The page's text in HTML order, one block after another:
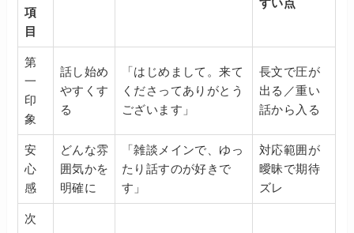
項
目
第
一
印
象
話し始め
やすくす
る
「はじめまして。来て
くださってありがとう
ございます」
長文で圧が
出る／重い
話から入る
安
心
感
どんな雰
囲気かを
明確に
「雑談メインで、ゆっ
たり話すのが好きで
す」
対応範囲が
曖昧で期待
ズレ
次